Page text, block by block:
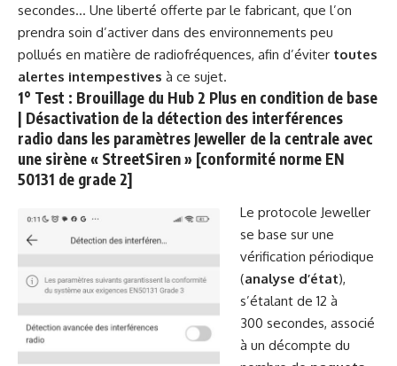
secondes… Une liberté offerte par le fabricant, que l’on
prendra soin d’activer dans des environnements peu
pollués en matière de radiofréquences, afin d’éviter toutes
alertes intempestives à ce sujet.
1° Test : Brouillage du Hub 2 Plus en condition de base
| Désactivation de la détection des interférences
radio dans les paramètres Jeweller de la centrale avec
une sirène « StreetSiren » [conformité norme EN
50131 de grade 2]
Le protocole Jeweller
se base sur une
vérification périodique
(analyse d’état),
s’étalant de 12 à
300 secondes, associé
à un décompte du